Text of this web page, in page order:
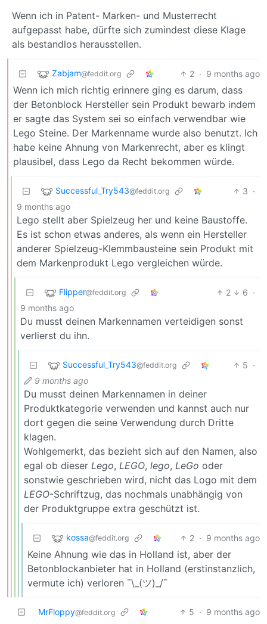
Wenn ich in Patent- Marken- und Musterrecht
aufgepasst habe, dürfte sich zumindest diese Klage
als bestandlos herausstellen.
Zabjam@feddit.org 2 · 9 months ago
Wenn ich mich richtig erinnere ging es darum, dass
der Betonblock Hersteller sein Produkt bewarb indem
er sagte das System sei so einfach verwendbar wie
Lego Steine. Der Markenname wurde also benutzt. Ich
habe keine Ahnung von Markenrecht, aber es klingt
plausibel, dass Lego da Recht bekommen würde.
Successful_Try543@feddit.org 3 ·
9 months ago
Lego stellt aber Spielzeug her und keine Baustoffe.
Es ist schon etwas anderes, als wenn ein Hersteller
anderer Spielzeug-Klemmbausteine sein Produkt mit
dem Markenprodukt Lego vergleichen würde.
Flipper@feddit.org 2 6 ·
9 months ago
Du musst deinen Markennamen verteidigen sonst
verlierst du ihn.
Successful_Try543@feddit.org 5 ·
9 months ago
Du musst deinen Markennamen in deiner
Produktkategorie verwenden und kannst auch nur
dort gegen die seine Verwendung durch Dritte
klagen.
Wohlgemerkt, das bezieht sich auf den Namen, also
egal ob dieser Lego, LEGO, lego, LeGo oder
sonstwie geschrieben wird, nicht das Logo mit dem
LEGO-Schriftzug, das nochmals unabhängig von
der Produktgruppe extra geschützt ist.
kossa@feddit.org 2 · 9 months ago
Keine Ahnung wie das in Holland ist, aber der
Betonblockanbieter hat in Holland (erstinstanzlich,
vermute ich) verloren ¯\_(ツ)_/¯
MrFloppy@feddit.org 5 · 9 months ago